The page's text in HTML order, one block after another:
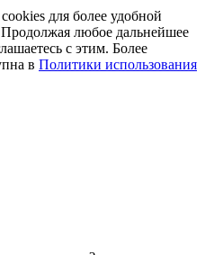
для более удобной
любое дальнейшее
с этим. Более
в Политики использования